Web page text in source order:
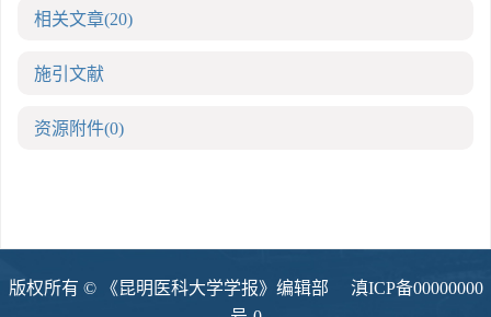
相关文章(20)
施引文献
资源附件(0)
版权所有 © 《昆明医科大学学报》编辑部 滇ICP备00000000